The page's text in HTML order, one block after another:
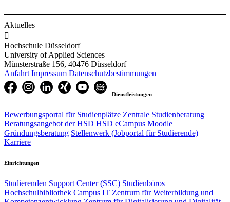
Aktuelles

Hochschule Düsseldorf
University of Applied Sciences
Münsterstraße 156, 40476 Düsseldorf
Anfahrt Impressum Datenschutzbestimmungen
Dienstleistungen
Bewerbungsportal für Studienplätze Zentrale Studienberatung
Beratungsangebot der HSD HSD eCampus Moodle
Gründungsberatung Stellenwerk (Jobportal für Studierende)
Karriere
Einrichtungen
Studierenden Support Center (SSC) Studienbüros
Hochschulbibliothek Campus IT Zentrum für Weiterbildung und